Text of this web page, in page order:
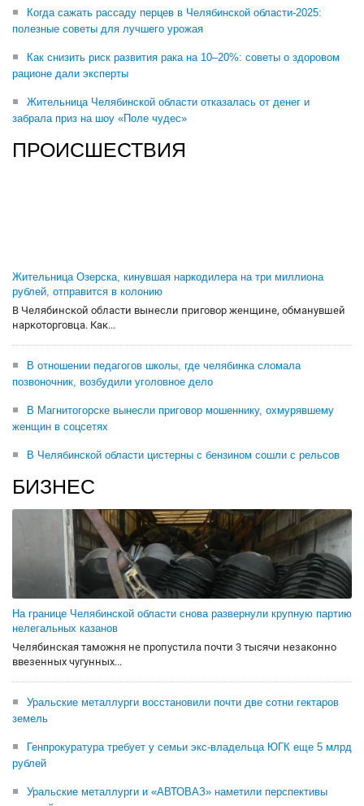
Когда сажать рассаду перцев в Челябинской области-2025:
полезные советы для лучшего урожая
Как снизить риск развития рака на 10–20%: советы о здоровом
рационе дали эксперты
Жительница Челябинской области отказалась от денег и
забрала приз на шоу «Поле чудес»
ПРОИСШЕСТВИЯ
Жительница Озерска, кинувшая наркодилера на три миллиона
рублей, отправится в колонию
В Челябинской области вынесли приговор женщине, обманувшей
наркоторговца. Как...
В отношении педагогов школы, где челябинка сломала
позвоночник, возбудили уголовное дело
В Магнитогорске вынесли приговор мошеннику, охмурявшему
женщин в соцсетях
В Челябинской области цистерны с бензином сошли с рельсов
БИЗНЕС
На границе Челябинской области снова развернули крупную партию
нелегальных казанов
Челябинская таможня не пропустила почти 3 тысячи незаконно
ввезенных чугунных...
Уральские металлурги восстановили почти две сотни гектаров
земель
Генпрокуратура требует у семьи экс-владельца ЮГК еще 5 млрд
рублей
Уральские металлурги и «АВТОВАЗ» наметили перспективы